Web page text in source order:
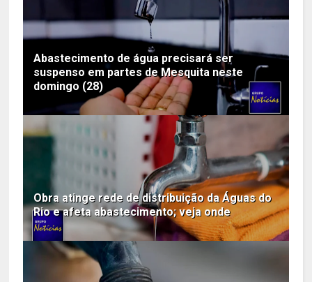
Abastecimento de água precisará ser
suspenso em partes de Mesquita neste
domingo (28)
Obra atinge rede de distribuição da Águas do
Rio e afeta abastecimento; veja onde